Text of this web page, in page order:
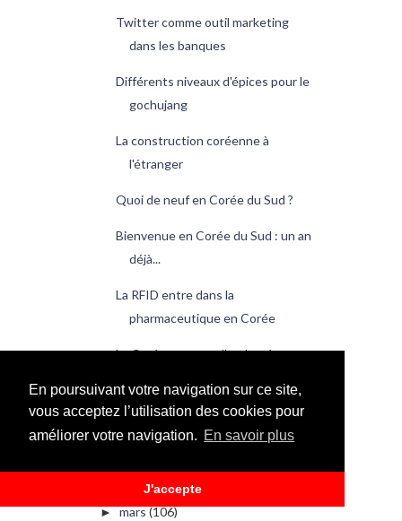
En poursuivant votre navigation sur ce site,
vous acceptez l’utilisation des cookies pour
améliorer votre navigation. En savoir plus
J'accepte
Twitter comme outil marketing
dans les banques
Différents niveaux d'épices pour le
gochujang
La construction coréenne à
l'étranger
Quoi de neuf en Corée du Sud ?
Bienvenue en Corée du Sud : un an
déjà...
La RFID entre dans la
pharmaceutique en Corée
La Corée, un pays d'endettés
Les diplômés avec mention
viennent du « SKY »
Quoi de neuf en Corée du Sud ?
►mars(106)